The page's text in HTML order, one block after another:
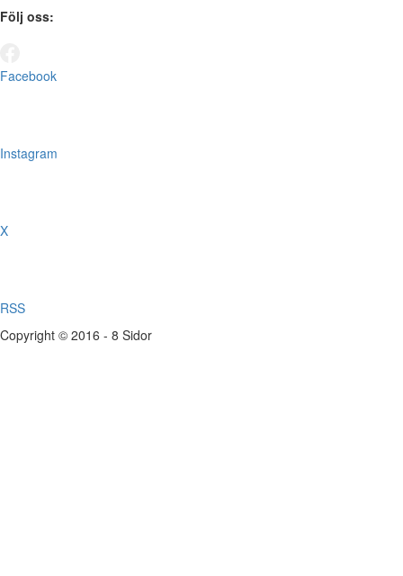
Följ oss:
Facebook
Instagram
X
RSS
Copyright © 2016 - 8 Sidor